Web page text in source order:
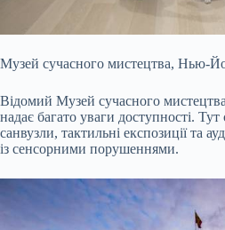
Музей сучасного мистецтва, Нью-
Відомий Музей сучасного
надає багато уваги доступності.
санвузли, тактильні експозиції та
із сенсорними порушеннями.